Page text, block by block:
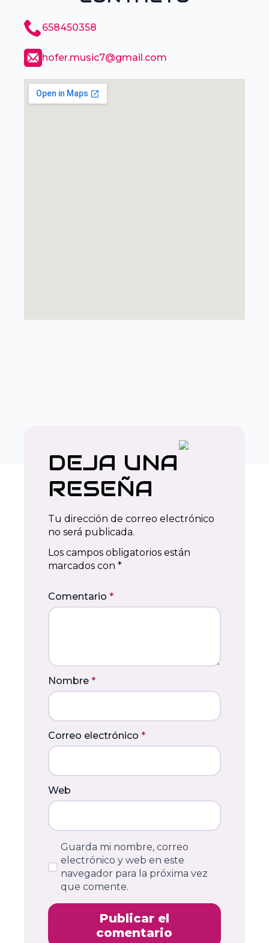
658450358
hofer.music7@gmail.com
DEJA UNA
RESEÑA
Tu dirección de correo electrónico
no será publicada.
Los campos obligatorios están
marcados con *
Comentario *
Nombre *
Correo electrónico *
Web
Guarda mi nombre, correo
electrónico y web en este
navegador para la próxima vez
que comente.